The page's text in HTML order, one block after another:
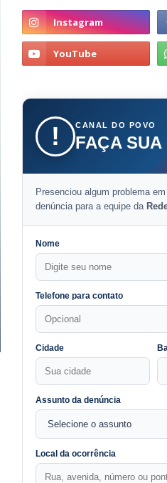
! CANAL DO POVO
FAÇA
Presenciou algum problema
denúncia para a equipe da
Nome
Telefone para contato
Cidade
Assunto da denúncia
Local da ocorrência